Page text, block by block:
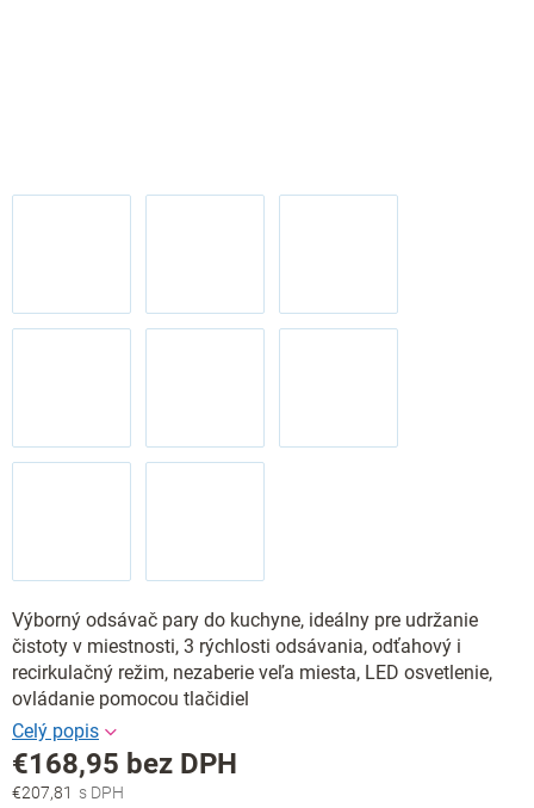
Výborný odsávač pary do kuchyne, ideálny pre udržanie
čistoty v miestnosti, 3 rýchlosti odsávania, odťahový i
recirkulačný režim, nezaberie veľa miesta, LED osvetlenie,
ovládanie pomocou tlačidiel
€207,81
€168,95 bez DPH
Jednotková